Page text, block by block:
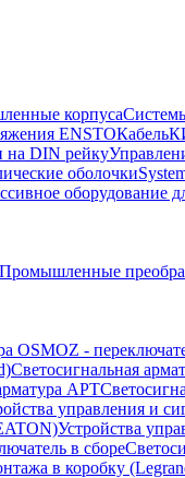
корпуса
ENSTOКабель
на DIN рейку
оболочки
оборудование
Промышленные
OSMOZ -
Светосигнальная
APT
управления и
Устройства
в сборе
в коробку